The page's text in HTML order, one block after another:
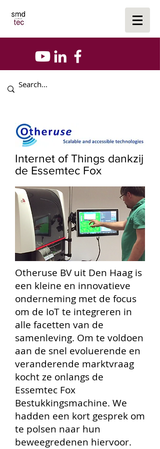
Internet of Things dankzij
de Essemtec Fox
Otheruse BV uit Den Haag is
een kleine en innovatieve
onderneming met de focus
om de IoT te integreren in
alle facetten van de
samenleving. Om te voldoen
aan de snel evoluerende en
veranderende marktvraag
kocht ze onlangs de
Essemtec Fox
Bestukkingsmachine. We
hadden een kort gesprek om
te polsen naar hun
beweegredenen hiervoor.